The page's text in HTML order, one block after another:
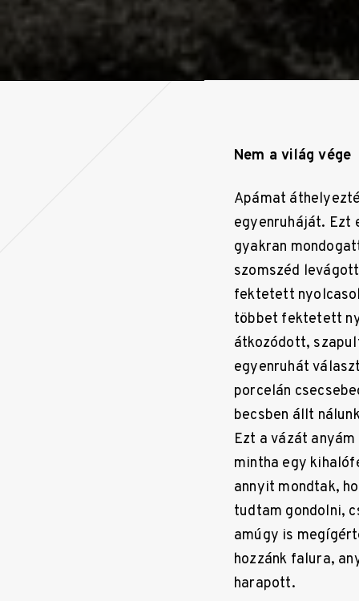
Nem a világ vége
Apámat
egyenruháját. Ezt
gyakran
szomszéd
fektetett
többet fektetett
átkozódott,
egyenruhát
porcelán
becsben állt
Ezt a vázát
mintha egy
annyit mondtak,
tudtam gondolni,
amúgy is
hozzánk falura,
harapott.